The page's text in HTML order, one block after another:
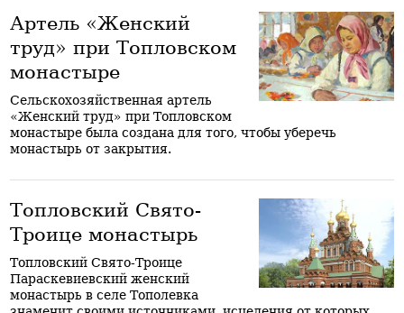
Артель «Женский
труд» при Топловском
монастыре
Сельскохозяйственная артель
«Женский труд» при Топловском
монастыре была создана для того, чтобы уберечь
монастырь от закрытия.
Топловский Свято-
Троице монастырь
Топловский Свято-Троице
Параскевиевский женский
монастырь в селе Тополевка